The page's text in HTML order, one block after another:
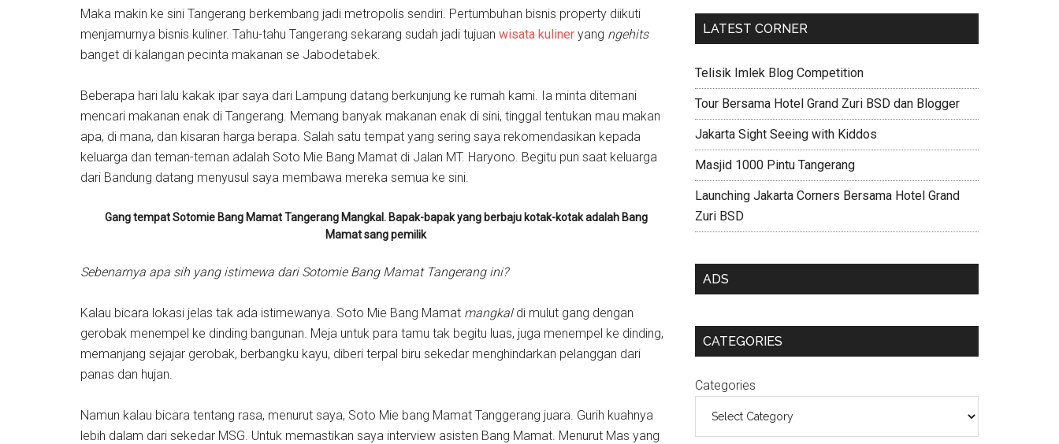
Maka makin ke sini Tangerang berkembang jadi metropolis sendiri. Pertumbuhan bisnis property diikuti
menjamurnya bisnis kuliner. Tahu-tahu Tangerang sekarang sudah jadi tujuan wisata kuliner yang ngehits
banget di kalangan pecinta makanan se Jabodetabek.
Beberapa hari lalu kakak ipar saya dari Lampung datang berkunjung ke rumah kami. Ia minta ditemani
mencari makanan enak di Tangerang. Memang banyak makanan enak di sini, tinggal tentukan mau makan
apa, di mana, dan kisaran harga berapa. Salah satu tempat yang sering saya rekomendasikan kepada
keluarga dan teman-teman adalah Soto Mie Bang Mamat di Jalan MT. Haryono. Begitu pun saat keluarga
dari Bandung datang menyusul saya membawa mereka semua ke sini.
Gang tempat Sotomie Bang Mamat Tangerang Mangkal. Bapak-bapak yang berbaju kotak-kotak adalah Bang
Mamat sang pemilik
Sebenarnya apa sih yang istimewa dari Sotomie Bang Mamat Tangerang ini?
Kalau bicara lokasi jelas tak ada istimewanya. Soto Mie Bang Mamat mangkaldi mulut gang dengan
gerobak menempel ke dinding bangunan. Meja untuk para tamu tak begitu luas, juga menempel ke dinding,
memanjang sejajar gerobak, berbangku kayu, diberi terpal biru sekedar menghindarkan pelanggan dari
panas dan hujan.
Namun kalau bicara tentang rasa, menurut saya, Soto Mie bang Mamat Tanggerang juara. Gurih kuahnya
lebih dalam dari sekedar MSG. Untuk memastikan saya interview asisten Bang Mamat. Menurut Mas yang
LATEST CORNER
Telisik Imlek Blog Competition
Tour Bersama Hotel Grand Zuri BSD dan Blogger
Jakarta Sight Seeing with Kiddos
Masjid 1000 Pintu Tangerang
Launching Jakarta Corners Bersama Hotel Grand
Zuri BSD
ADS
CATEGORIES
Categories